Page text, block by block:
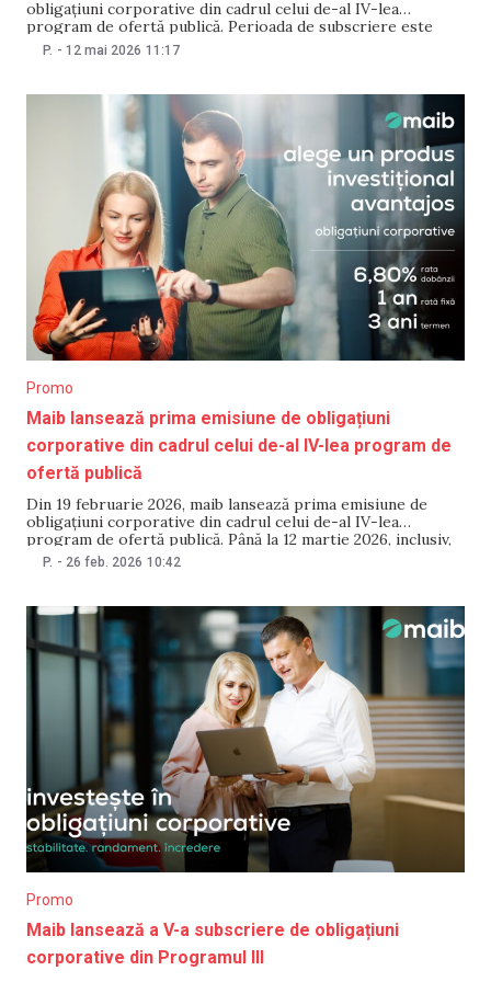
obligațiuni corporative din cadrul celui de-al IV-lea
program de ofertă publică. Perioada de subscriere este
deschisă până la 2 iunie 2026, inclusiv, timp în care sunt
P. - 12 mai 2026 11:17
Promo
Maib lansează prima emisiune de obligațiuni
corporative din cadrul celui de-al IV-lea program de
ofertă publică
Din 19 februarie 2026, maib lansează prima emisiune de
obligațiuni corporative din cadrul celui de-al IV-lea
program de ofertă publică. Până la 12 martie 2026, inclusiv,
sunt disponibile pentru subscriere 10.000 de obligațiuni, în
P. - 26 feb. 2026 10:42
Promo
Maib lansează a V-a subscriere de obligațiuni
corporative din Programul III